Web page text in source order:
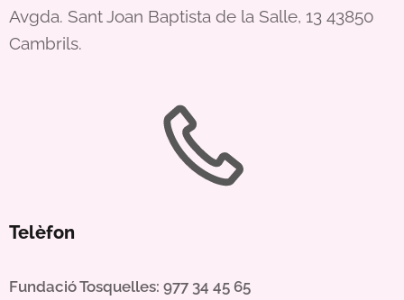
Avgda. Sant Joan Baptista de la Salle, 13 43850
Cambrils.
Telèfon
Fundació Tosquelles: 977 34 45 65